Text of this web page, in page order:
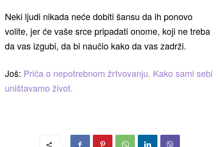
Neki ljudi nikada neće dobiti šansu da ih ponovo
volite, jer će vaše srce pripadati onome, koji ne treba
da vas izgubi, da bi naučio kako da vas zadrži.
Još: Priča o nepotrebnom žrtvovanju. Kako sami sebi
uništavamo život.